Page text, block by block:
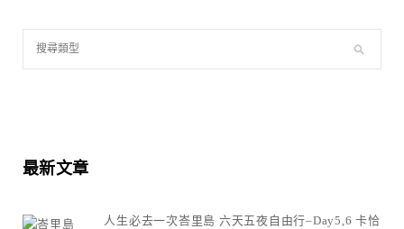
最新文章
人生必去一次峇里島 六天五夜自由行–Day5,6 卡恰